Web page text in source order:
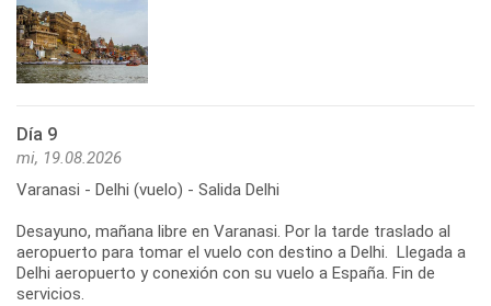
Día 9
mi, 19.08.2026
Varanasi - Delhi (vuelo) - Salida Delhi
Desayuno, mañana libre en Varanasi. Por la tarde traslado al
aeropuerto para tomar el vuelo con destino a Delhi. Llegada a
Delhi aeropuerto y conexión con su vuelo a España. Fin de
servicios.